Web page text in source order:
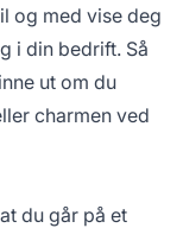
og med vise deg
i din bedrift. Så
ut om du
charmen ved
du går på et